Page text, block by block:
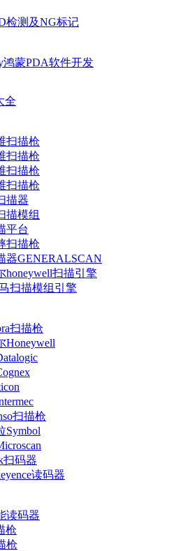
检测及NG标记
鸿蒙PDA软件开发
全
扫描枪
扫描枪
扫描枪
扫描枪
描器
描模组
平台
扫描枪
器GENERALSCAN
honeywell扫描引擎
扫描模组引擎
扫描枪
Honeywell
扫描枪
Symbol
扫码器
读码器
读码器
枪
枪